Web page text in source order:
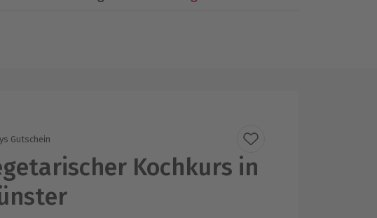
Gutschein
Kochkurs in